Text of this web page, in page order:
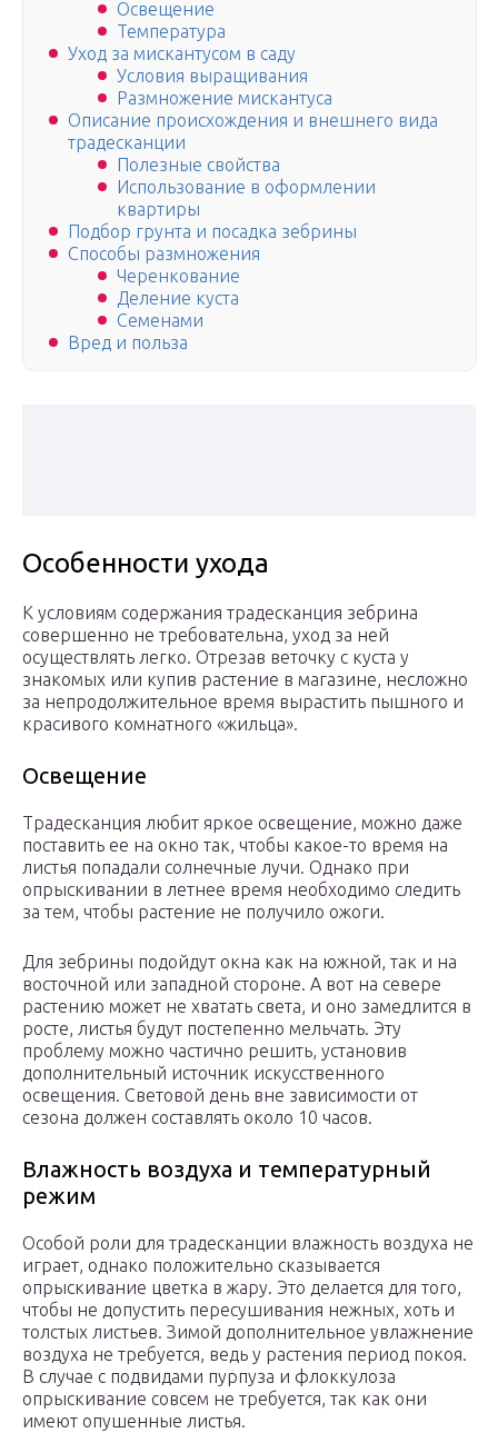
Освещение
Температура
Уход за мискантусом в саду
Условия выращивания
Размножение мискантуса
Описание происхождения и внешнего вида
традесканции
Полезные свойства
Использование в оформлении
квартиры
Подбор грунта и посадка зебрины
Способы размножения
Черенкование
Деление куста
Семенами
Вред и польза
Особенности ухода
К условиям содержания традесканция зебрина
совершенно не требовательна, уход за ней
осуществлять легко. Отрезав веточку с куста у
знакомых или купив растение в магазине, несложно
за непродолжительное время вырастить пышного и
красивого комнатного «жильца».
Освещение
Традесканция любит яркое освещение, можно даже
поставить ее на окно так, чтобы какое-то время на
листья попадали солнечные лучи. Однако при
опрыскивании в летнее время необходимо следить
за тем, чтобы растение не получило ожоги.
Для зебрины подойдут окна как на южной, так и на
восточной или западной стороне. А вот на севере
растению может не хватать света, и оно замедлится в
росте, листья будут постепенно мельчать. Эту
проблему можно частично решить, установив
дополнительный источник искусственного
освещения. Световой день вне зависимости от
сезона должен составлять около 10 часов.
Влажность воздуха и температурный
режим
Особой роли для традесканции влажность воздуха не
играет, однако положительно сказывается
опрыскивание цветка в жару. Это делается для того,
чтобы не допустить пересушивания нежных, хоть и
толстых листьев. Зимой дополнительное увлажнение
воздуха не требуется, ведь у растения период покоя.
В случае с подвидами пурпуза и флоккулоза
опрыскивание совсем не требуется, так как они
имеют опушенные листья.